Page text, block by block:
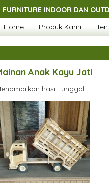
INDOOR DAN OUTDOOR
INDOOR DAN OUTDOOR
INDOOR DAN OUTDOOR
INDOOR DAN OUTDOOR ASLI
Home Produk Kami
Anak Kayu Jati
hasil tunggal